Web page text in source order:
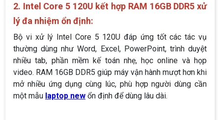
2. Intel Core 5 120U kết hợp RAM 16GB DDR5 xử
lý đa nhiệm ổn định:
Bộ vi xử lý Intel Core 5 120U đáp ứng tốt các tác vụ
thường dùng như Word, Excel, PowerPoint, trình duyệt
nhiều tab, phần mềm kế toán nhẹ, học online và họp
video. RAM 16GB DDR5 giúp máy vận hành mượt hơn khi
mở nhiều ứng dụng cùng lúc, phù hợp người dùng cần
một mẫu laptop new ổn định để dùng lâu dài.